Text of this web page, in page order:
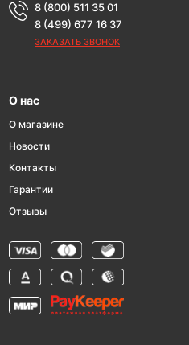
8 (800) 511 35 01
8 (499) 677 16 37
ЗАКАЗАТЬ ЗВОНОК
О нас
О магазине
Новости
Контакты
Гарантии
Отзывы